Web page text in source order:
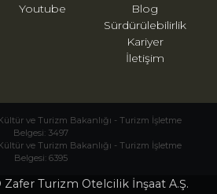
Blog
Sürdürülebilirlik
Kariyer
İletişim
Youtube
ve Turizm Bakanlığı - Turizm İşletme
Belgesi: 3497
ve Turizm Bakanlığı - Turizm İşletme
Belgesi: 6395
Turizm Otelcilik İnşaat A.Ş.